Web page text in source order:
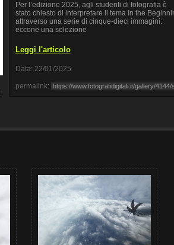
Per l’edizione 2025, agli studenti di fotografia è
stato chiesto di interpretare il tema In the
attraverso una serie di cinque-dieci immagini:
eccone una selezione
Leggi l'articolo
Data: 22/01/2025
permalink: